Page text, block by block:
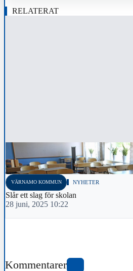
RELATERAT
VÄRNAMO KOMMUN NYHETER
Slår ett slag för skolan
28 juni, 2025 10:22
Kommentarer